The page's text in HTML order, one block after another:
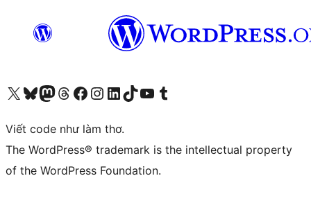
Truy cập tài khoản X (trước đây là Twitter) của chúng tôiVisit our Bluesky account
Visit our Mastodon account
Visit our Threads account
Xem trang Facebook của chúng tôiTruy cập tài khoản Instagram của chúng tôiTruy cập tài khoản LinkedIn của chúng tôiVisit our TikTok account
Truy cập kênh YouTube của chúng tôi Visit our Tumblr account
Viết code như làm thơ.
The WordPress® trademark is the intellectual property
of the WordPress Foundation.